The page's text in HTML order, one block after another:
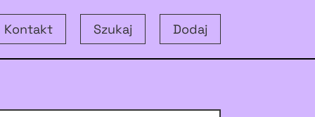
Kontakt Szukaj Dodaj